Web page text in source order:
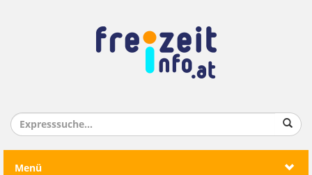
Menü